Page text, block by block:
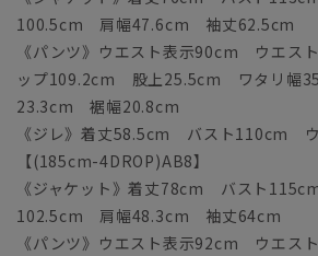
100.5cm 肩幅47.6cm 袖丈62.5cm
《パンツ》ウエスト表示90cm ウエス
ップ109.2cm 股上25.5cm ワタリ幅
23.3cm 裾幅20.8cm
《ジレ》着丈58.5cm バスト110cm
【(185cm-4DROP)AB8】
《ジャケット》着丈78cm バスト
102.5cm 肩幅48.3cm 袖丈64cm
《パンツ》ウエスト表示92cm ウエス